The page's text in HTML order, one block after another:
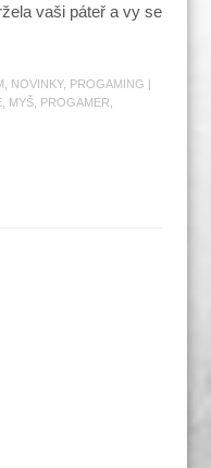
vaši páteř a vy se
NOVINKY, PROGAMING
, MYŠ, PROGAMER